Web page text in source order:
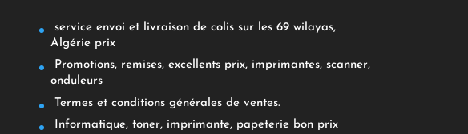
service envoi et livraison de colis sur les 69 wilayas,
Algérie prix
Promotions, remises, excellents prix, imprimantes, scanner,
onduleurs
Termes et conditions générales de ventes.
Informatique, toner, imprimante, papeterie bon prix